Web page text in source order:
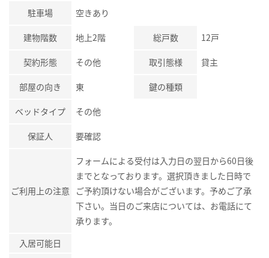
駐車場 空きあり
建物階数 地上2階 総戸数 12戸
契約形態 その他 取引態様 貸主
部屋の向き 東 鍵の種類
ベッドタイプ その他
保証人 要確認
ご利用上の注意
フォームによる受付は入力日の翌日から60日後
までとなっております。選択頂きました日時で
ご予約頂けない場合がございます。予めご了承
下さい。当日のご来店については、お電話にて
承ります。
入居可能日